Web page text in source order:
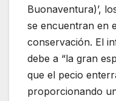
Buonaventura)’,
se encuentran en
conservación. El
debe a “la gran
que el pecio
proporcionando